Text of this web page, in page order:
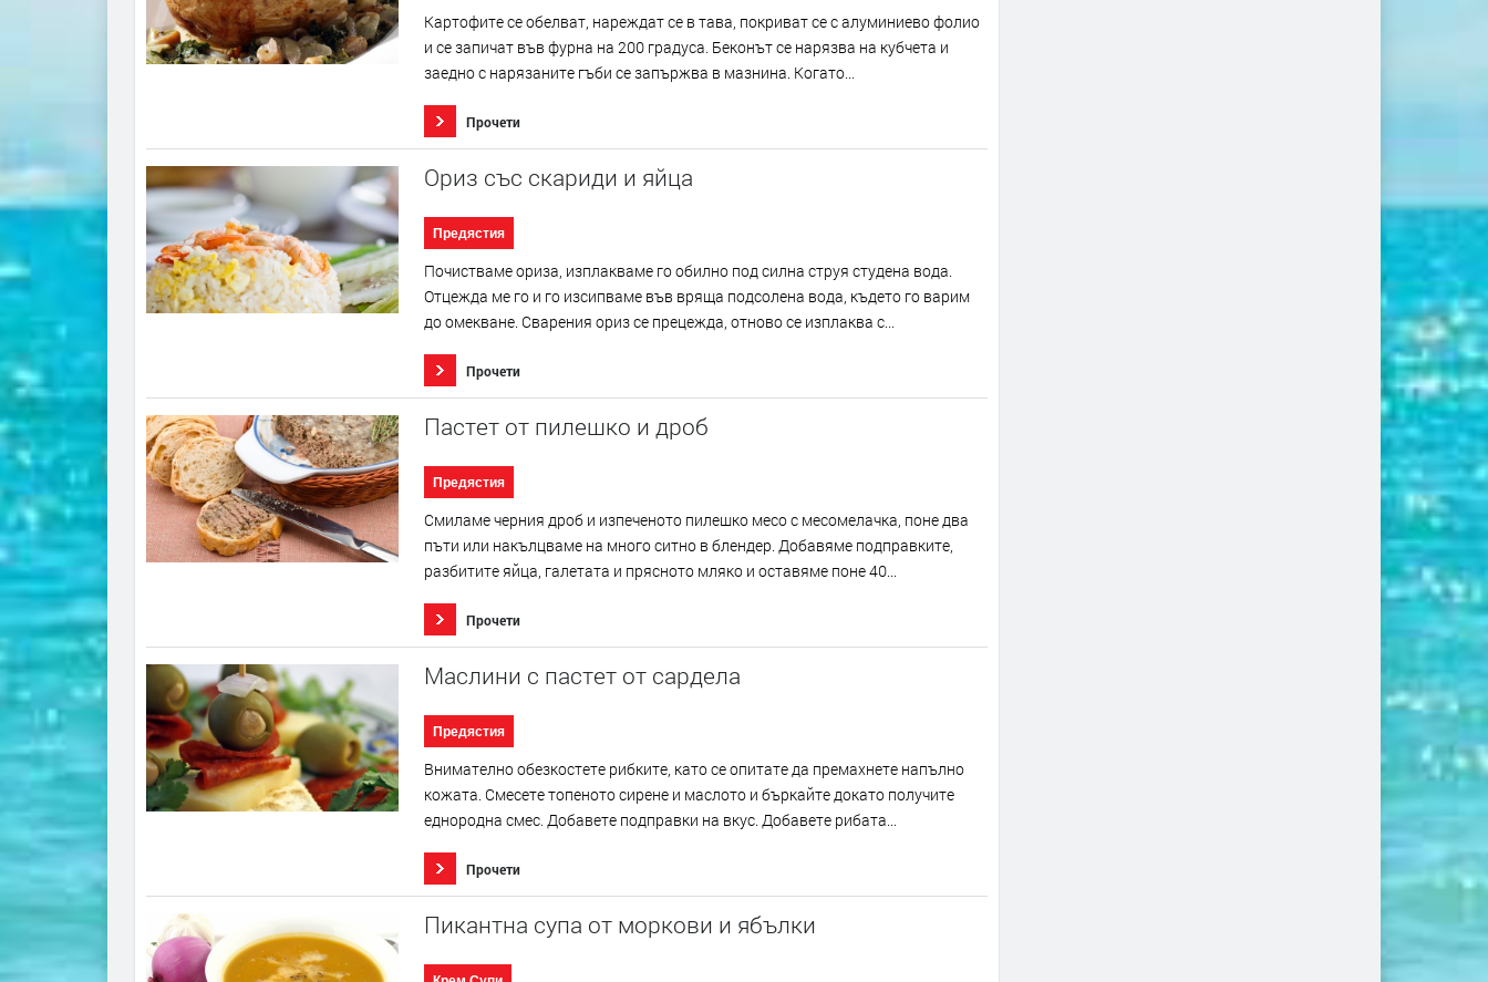
Картофите се обелват, нареждат се в тава, покриват се с алуминиево фолио
и се запичат във фурна на 200 градуса. Беконът се нарязва на кубчета и
заедно с нарязаните гъби се запържва в мазнина. Когато...
Прочети
Ориз със скариди и яйца
Предястия
Почистваме ориза, изплакваме го обилно под силна струя студена вода.
Отцежда ме го и го изсипваме във вряща подсолена вода, където го варим
до омекване. Сварения ориз се прецежда, отново се изплаква с...
Прочети
Пастет от пилешко и дроб
Предястия
Смиламе черния дроб и изпеченото пилешко месо с месомелачка, поне два
пъти или накълцваме на много ситно в блендер. Добавяме подправките,
разбитите яйца, галетата и прясното мляко и оставяме поне 40...
Прочети
Маслини с пастет от сардела
Предястия
Внимателно обезкостете рибките, като се опитате да премахнете напълно
кожата. Смесете топеното сирене и маслото и бъркайте докато получите
еднородна смес. Добавете подправки на вкус. Добавете рибата...
Прочети
Пикантна супа от моркови и ябълки